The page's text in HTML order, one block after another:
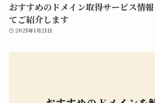
おすすめのドメイン取得サービス情
てご紹介します
2025年1月21日